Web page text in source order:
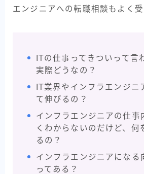
エンジニアへの転職相談もよく受
ITの仕事ってきついって言
実際どうなの？
IT業界やインフラエンジニ
て伸びるの？
インフラエンジニアの仕事
くわからないのだけど、何
るの？
インフラエンジニアになる
ってある？